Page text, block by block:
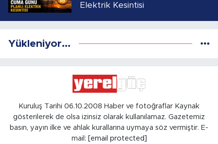
Elektrik Kesintisi
Yükleniyor...
Kuruluş Tarihi 06.10.2008 Haber ve fotoğraflar Kaynak
gösterilerek de olsa izinsiz olarak kullanılamaz. Gazetemiz
basın, yayın ilke ve ahlak kurallarına uymaya söz vermiştir. E-
mail:
[email protected]